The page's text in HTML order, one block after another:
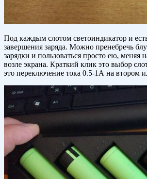
Под каждым слотом светоиндикатор и
завершения заряда. Можно пренебречь
зарядки и пользоваться просто ею, меняя
возле экрана. Краткий клик это выбор
это переключение тока 0.5-1А на втором